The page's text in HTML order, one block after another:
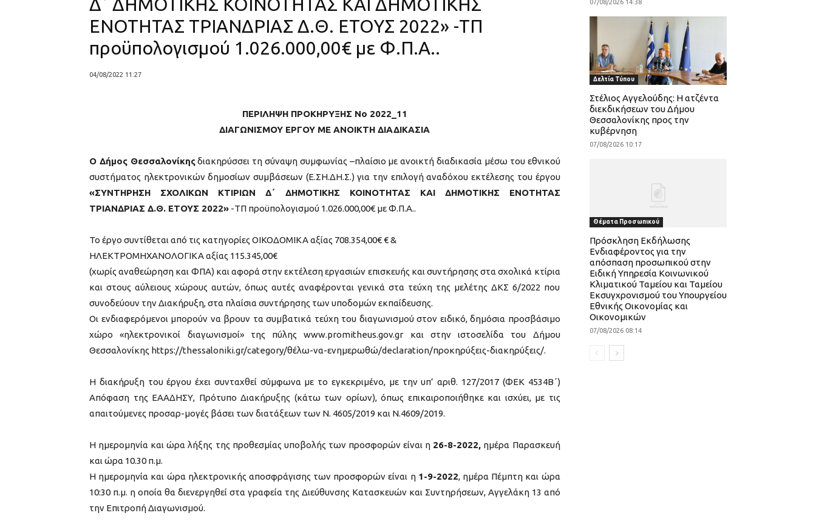
ΕΝΟΤΗΤΑΣ ΤΡΙΑΝΔΡΙΑΣ Δ.Θ. ΕΤΟΥΣ 2022» -ΤΠ
προϋπολογισμού 1.026.000,00€ με Φ.Π.Α..
04/08/2022 11:27
ΠΕΡΙΛΗΨΗ ΠΡΟΚΗΡΥΞΗΣ No 2022_11
ΔΙΑΓΩΝΙΣΜΟΥ ΕΡΓΟΥ ΜΕ ΑΝΟΙΚΤΗ ΔΙΑΔΙΚΑΣΙΑ
Ο Δήμος Θεσσαλονίκηςδιακηρύσσει τη σύναψη συμφωνίας –πλαίσιο με ανοικτή διαδικασία μέσω του εθνικού
συστήματος ηλεκτρονικών δημοσίων συμβάσεων (Ε.ΣΗ.ΔΗ.Σ.) για την επιλογή αναδόχου εκτέλεσης του έργου
«ΣΥΝΤΗΡΗΣΗ ΣΧΟΛΙΚΩΝ ΚΤΙΡΙΩΝ Δ΄ ΔΗΜΟΤΙΚΗΣ ΚΟΙΝΟΤΗΤΑΣ ΚΑΙ ΔΗΜΟΤΙΚΗΣ ΕΝΟΤΗΤΑΣ
ΤΡΙΑΝΔΡΙΑΣ Δ.Θ. ΕΤΟΥΣ 2022» -ΤΠ προϋπολογισμού 1.026.000,00€ με Φ.Π.Α..
Το έργο συντίθεται από τις κατηγορίες ΟΙΚΟΔΟΜΙΚΑ αξίας 708.354,00€ € &
ΗΛΕΚΤΡΟΜΗΧΑΝΟΛΟΓΙΚΑ αξίας 115.345,00€
(χωρίς αναθεώρηση και ΦΠΑ) και αφορά στην εκτέλεση εργασιών επισκευής και συντήρησης στα σχολικά κτίρια
και στους αύλειους χώρους αυτών, όπως αυτές αναφέρονται γενικά στα τεύχη της μελέτης ΔΚΣ 6/2022 που
συνοδεύουν την Διακήρυξη, στα πλαίσια συντήρησης των υποδομών εκπαίδευσης.
Οι ενδιαφερόμενοι μπορούν να βρουν τα συμβατικά τεύχη του διαγωνισμού στον ειδικό, δημόσια προσβάσιμο
χώρο «ηλεκτρονικοί διαγωνισμοί» της πύλης www.promitheus.gov.gr και στην ιστοσελίδα του Δήμου
Θεσσαλονίκης https://thessaloniki.gr/category/θέλω-να-ενημερωθώ/declaration/προκηρύξεις-διακηρύξεις/.
H διακήρυξη του έργου έχει συνταχθεί σύμφωνα με το εγκεκριμένο, με την υπ’ αριθ. 127/2017 (ΦΕΚ 4534Β΄)
Απόφαση της ΕΑΑΔΗΣΥ, Πρότυπο Διακήρυξης (κάτω των ορίων), όπως επικαιροποιήθηκε και ισχύει, με τις
απαιτούμενες προσαρ-μογές βάσει των διατάξεων των Ν. 4605/2019 και Ν.4609/2019.
Η ημερομηνία και ώρα λήξης της προθεσμίας υποβολής των προσφορών είναι η 26-8-2022, ημέρα Παρασκευή
και ώρα 10.30 π.μ.
Η ημερομηνία και ώρα ηλεκτρονικής αποσφράγισης των προσφορών είναι η 1-9-2022, ημέρα Πέμπτη και ώρα
10:30 π.μ. η οποία θα διενεργηθεί στα γραφεία της Διεύθυνσης Κατασκευών και Συντηρήσεων, Αγγελάκη 13 από
την Επιτροπή Διαγωνισμού.
07/08/2026 14:38
Δελτία Τύπου
Στέλιος Αγγελούδης: Η ατζέντα
διεκδικήσεων του Δήμου
Θεσσαλονίκης προς την
κυβέρνηση
07/08/2026 10:17
Θέματα Προσωπικού
Πρόσκληση Εκδήλωσης
Ενδιαφέροντος για την
απόσπαση προσωπικού στην
Ειδική Υπηρεσία Κοινωνικού
Κλιματικού Ταμείου και Ταμείου
Εκσυγχρονισμού του Υπουργείου
Εθνικής Οικονομίας και
Οικονομικών
07/08/2026 08:14